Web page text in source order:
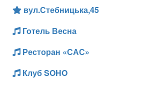
вул.Стебницька,45
Готель Весна
Ресторан «САС»
Клуб SOHO